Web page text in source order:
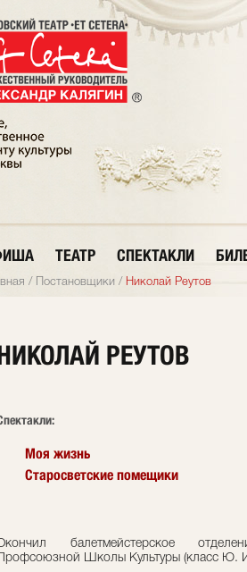
ТЕАТР СПЕКТАКЛИ
/ Постановщики / Николай Реутов
РЕУТОВ
Моя жизнь
Старосветские помещики
балетмейстерское
Профсоюзной Школы Культуры (класс Ю.